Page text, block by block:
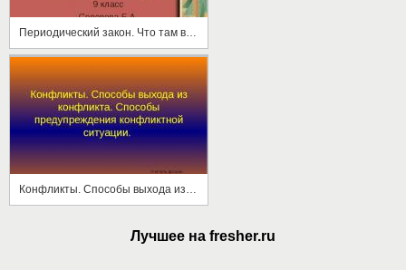
Лучшее на fresher.ru